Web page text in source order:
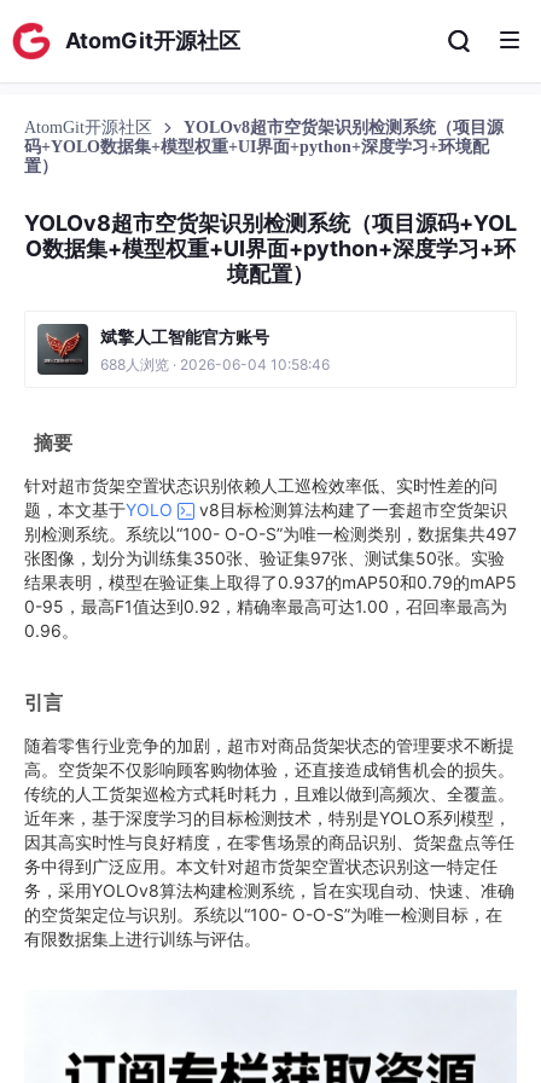
AtomGit开源社区
AtomGit开源社区
YOLOv8超市空货架识别检测系统（项目源
码+YOLO数据集+模型权重+UI界面+python+深度学习+环境配
置）
YOLOv8超市空货架识别检测系统（项目源码+YOL
O数据集+模型权重+UI界面+python+深度学习+环
境配置）
斌擎人工智能官方账号
688人浏览 · 2026-06-04 10:58:46
摘要
针对超市货架空置状态识别依赖人工巡检效率低、实时性差的问
题，本文基于YOLO
v8目标检测算法构建了一套超市空货架识
别检测系统。系统以“100- O-O-S”为唯一检测类别，数据集共497
张图像，划分为训练集350张、验证集97张、测试集50张。实验
结果表明，模型在验证集上取得了0.937的mAP50和0.79的mAP5
0-95，最高F1值达到0.92，精确率最高可达1.00，召回率最高为
0.96。
引言
随着零售行业竞争的加剧，超市对商品货架状态的管理要求不断提
高。空货架不仅影响顾客购物体验，还直接造成销售机会的损失。
传统的人工货架巡检方式耗时耗力，且难以做到高频次、全覆盖。
近年来，基于深度学习的目标检测技术，特别是YOLO系列模型，
因其高实时性与良好精度，在零售场景的商品识别、货架盘点等任
务中得到广泛应用。本文针对超市货架空置状态识别这一特定任
务，采用YOLOv8算法构建检测系统，旨在实现自动、快速、准确
的空货架定位与识别。系统以“100- O-O-S”为唯一检测目标，在
有限数据集上进行训练与评估。